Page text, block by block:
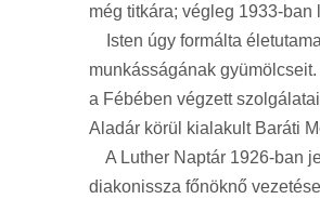
még titkára; végleg 1933-
Isten úgy formálta
munkásságának
a Fébében végzett
Aladár körül kialakult Baráti
A Luther Naptár 1926-ban
diakonissza főnöknő